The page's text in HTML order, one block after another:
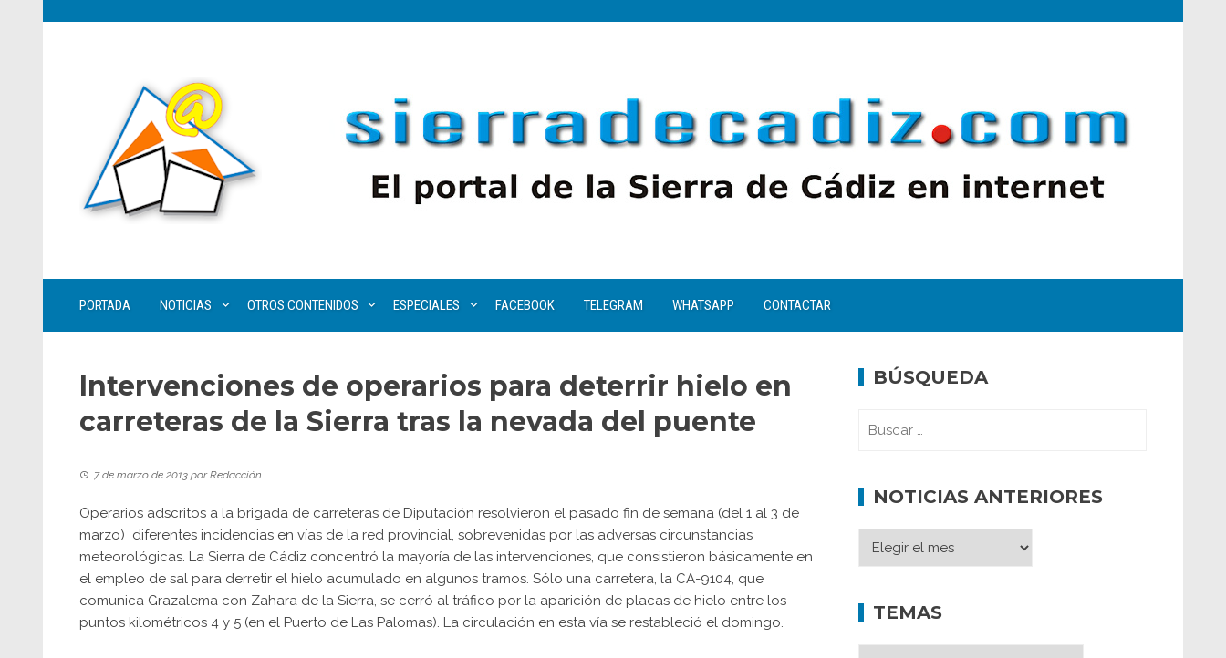
PORTADA NOTICIAS OTROS CONTENIDOS ESPECIALES FACEBOOK TELEGRAM WHATSAPP CONTACTAR
Intervenciones de operarios para deterrir hielo en
carreteras de la Sierra tras la nevada del puente
7 de marzo de 2013 porRedacción
Operarios adscritos a la brigada de carreteras de Diputación resolvieron el pasado fin de semana (del 1 al 3 de
marzo) diferentes incidencias en vías de la red provincial, sobrevenidas por las adversas circunstancias
meteorológicas. La Sierra de Cádiz concentró la mayoría de las intervenciones, que consistieron básicamente en
el empleo de sal para derretir el hielo acumulado en algunos tramos. Sólo una carretera, la CA-9104, que
comunica Grazalema con Zahara de la Sierra, se cerró al tráfico por la aparición de placas de hielo entre los
puntos kilométricos 4 y 5 (en el Puerto de Las Palomas). La circulación en esta vía se restableció el domingo.
BÚSQUEDA
NOTICIAS ANTERIORES
TEMAS